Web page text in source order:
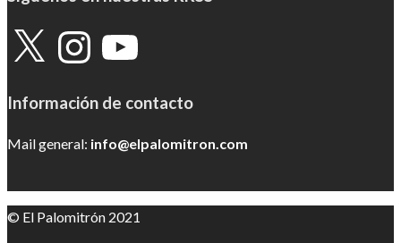
X InstagramYouTube
Información de contacto
Mail general: info@elpalomitron.com
© El Palomitrón 2021